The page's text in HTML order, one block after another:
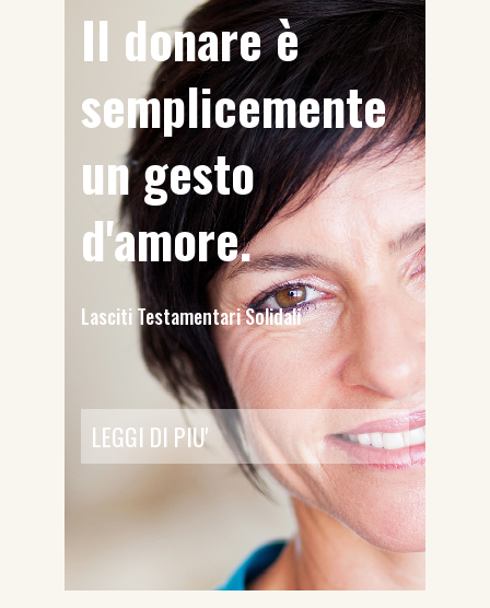
Il donare è
semplicemente
un gesto
d'amore.
Lasciti Testamentari Solidali
LEGGI DI PIU'